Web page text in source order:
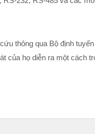
thông qua Bộ định
của họ diễn ra một cách